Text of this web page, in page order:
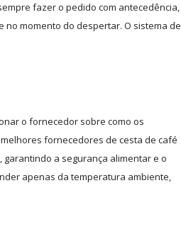
fazer o pedido com antecedência,
momento do despertar. O sistema de
o fornecedor sobre como os
fornecedores de cesta de café
a segurança alimentar e o
apenas da temperatura ambiente,